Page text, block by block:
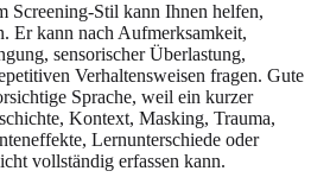
Screening-Stil kann Ihnen helfen,
Er kann nach Aufmerksamkeit,
sensorischer Überlastung,
Verhaltensweisen fragen. Gute
Sprache, weil ein kurzer
Kontext, Masking, Trauma,
Lernunterschiede oder
vollständig erfassen kann.